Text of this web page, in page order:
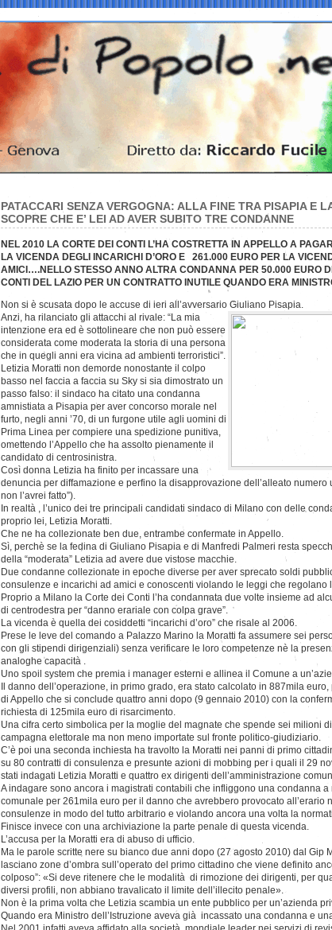
PATACCARI SENZA VERGOGNA: ALLA FINE TRA PISAPIA E
SCOPRE CHE E’ LEI AD AVER SUBITO TRE CONDANNE
NEL 2010 LA CORTE DEI CONTI L’HA COSTRETTA IN APPELLO A
LA VICENDA DEGLI INCARICHI D’ORO E 261.000 EURO PER LA
AMICI….NELLO STESSO ANNO ALTRA CONDANNA PER 50.000 EURO
CONTI DEL LAZIO PER UN CONTRATTO INUTILE QUANDO ERA
Non si è scusata dopo le accuse di ieri all’avversario Giuliano Pisapia.
Anzi, ha rilanciato gli attacchi al rivale: “La mia
intenzione era ed è sottolineare che non può essere
considerata come moderata la storia di una persona
che in quegli anni era vicina ad ambienti terroristici”.
Letizia Moratti non demorde nonostante il colpo
basso nel faccia a faccia su Sky si sia dimostrato un
passo falso: il sindaco ha citato una condanna
amnistiata a Pisapia per aver concorso morale nel
furto, negli anni ’70, di un furgone utile agli uomini di
Prima Linea per compiere una spedizione punitiva,
omettendo l’Appello che ha assolto pienamente il
candidato di centrosinistra.
Così donna Letizia ha finito per incassare una
denuncia per diffamazione e perfino la disapprovazione dell’alleato numero
non l’avrei fatto”).
In realtà , l’unico dei tre principali candidati sindaco di Milano con delle
proprio lei, Letizia Moratti.
Che ne ha collezionate ben due, entrambe confermate in Appello.
Sì, perchè se la fedina di Giuliano Pisapia e di Manfredi Palmeri resta
della “moderata” Letizia ad avere due vistose macchie.
Due condanne collezionate in epoche diverse per aver sprecato soldi
consulenze e incarichi ad amici e conoscenti violando le leggi che regolano
Proprio a Milano la Corte dei Conti l’ha condannata due volte insieme ad
di centrodestra per “danno erariale con colpa grave”.
La vicenda è quella dei cosiddetti “incarichi d’oro” che risale al 2006.
Prese le leve del comando a Palazzo Marino la Moratti fa assumere sei
con gli stipendi dirigenziali) senza verificare le loro competenze nè la
analoghe capacità .
Uno spoil system che premia i manager esterni e allinea il Comune a
Il danno dell’operazione, in primo grado, era stato calcolato in 887mila
di Appello che si conclude quattro anni dopo (9 gennaio 2010) con la
richiesta di 125mila euro di risarcimento.
Una cifra certo simbolica per la moglie del magnate che spende sei milioni
campagna elettorale ma non meno importate sul fronte politico-giudiziario.
C’è poi una seconda inchiesta ha travolto la Moratti nei panni di primo
su 80 contratti di consulenza e presunte azioni di mobbing per i quali il 29
stati indagati Letizia Moratti e quattro ex dirigenti dell’amministrazione
A indagare sono ancora i magistrati contabili che infliggono una condanna a
comunale per 261mila euro per il danno che avrebbero provocato all’erario
consulenze in modo del tutto arbitrario e violando ancora una volta la
Finisce invece con una archiviazione la parte penale di questa vicenda.
L’accusa per la Moratti era di abuso di ufficio.
Ma le parole scritte nere su bianco due anni dopo (27 agosto 2010) dal Gip
lasciano zone d’ombra sull’operato del primo cittadino che viene definito
colposo”: «Si deve ritenere che le modalità di rimozione dei dirigenti, per
diversi profili, non abbiano travalicato il limite dell’illecito penale».
Non è la prima volta che Letizia scambia un ente pubblico per un’azienda
Quando era Ministro dell’Istruzione aveva già incassato una condanna e